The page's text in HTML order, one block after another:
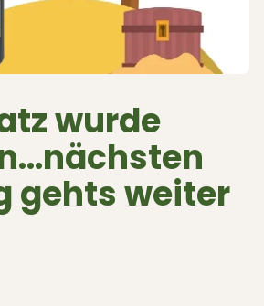
wurde
gehts weiter